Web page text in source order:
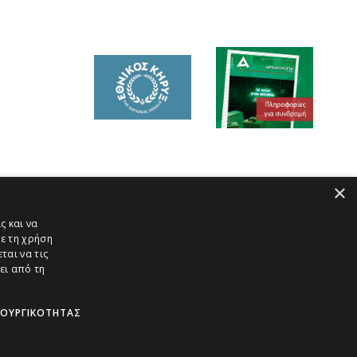
×
και να
τη χρήση
να τις
από τη